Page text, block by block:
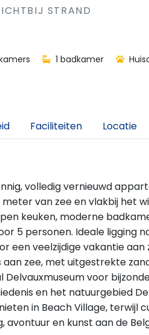
STRAND
1 badkamer
Faciliteiten Locatie
volledig vernieuwd
van zee en vlakbij het
keuken, moderne
5 personen. Ideale ligging
een veelzijdige vakantie aan
zee, met uitgestrekte
voor
en het natuurgebied
in Beach Village, terwijl
en kunst aan de